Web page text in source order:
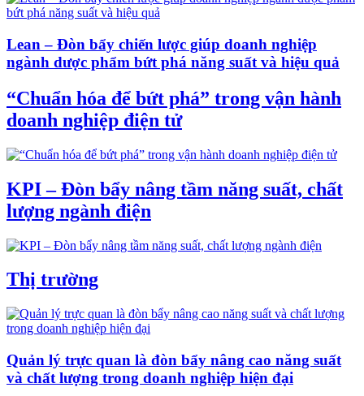
Lean – Đòn bẩy chiến lược giúp doanh nghiệp
ngành dược phẩm bứt phá năng suất và hiệu quả
“Chuẩn hóa để bứt phá” trong vận hành
doanh nghiệp điện tử
KPI – Đòn bẩy nâng tầm năng suất, chất
lượng ngành điện
Thị trường
Quản lý trực quan là đòn bẩy nâng cao năng suất
và chất lượng trong doanh nghiệp hiện đại